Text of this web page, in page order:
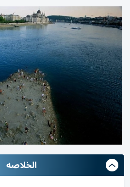
الخلاصه